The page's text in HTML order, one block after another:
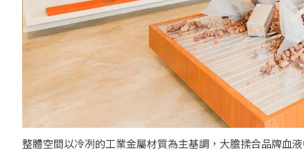
整體空間以冷冽的工業金屬材質為主基調，大膽揉合品牌血